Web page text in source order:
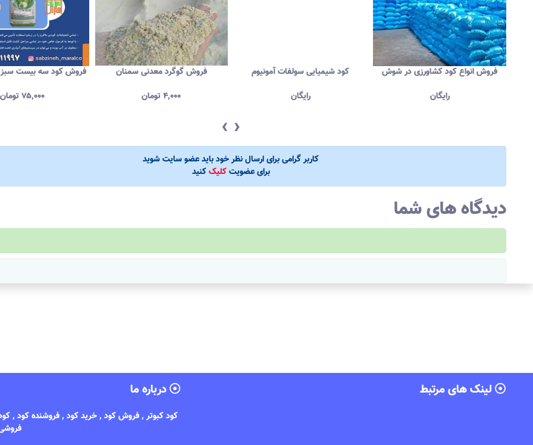
فروش کود سه بیست
۷۵,۰۰۰تومان
فروش گوگرد معدنی سمنان
۴,۰۰۰ تومان
کود شیمیایی سولفات آمونیوم
رایگان
فروش انواع کود کشاورزی در شوش
رایگان
‹ ›
کاربر گرامی برای ارسال نظر خود باید عضو سایت شوید
برای عضویتکلیککنید
دیدگاه های شما
لینک های مرتبط درباره ما
کود کبوتر , فروش کود , خرید کود , فروشنده کود ,